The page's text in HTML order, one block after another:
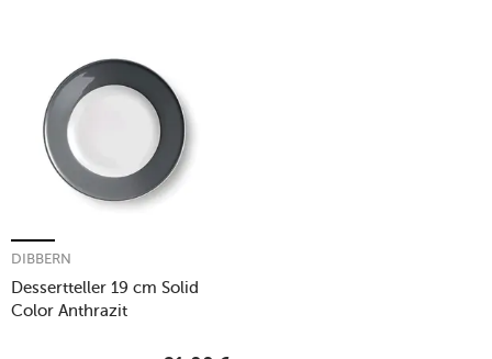
Dessertteller 19 cm Solid
Color Anthrazit
DIBBERN